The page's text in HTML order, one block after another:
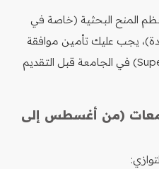
المنح البحثية (خاصة في
يجب عليك تأمين موافقة
مبدئية من مشرف (Supervisor) في الجامعة قبل التقديم
(من أغسطس إلى